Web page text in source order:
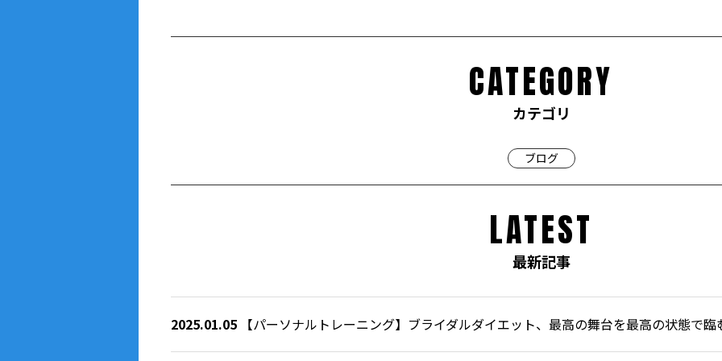
CATEGORY
カテゴリ
ブログ
LATEST
最新記事
2025.01.05【パーソナルトレーニング】ブライダルダイエット、最高の舞台を最高の状態で臨